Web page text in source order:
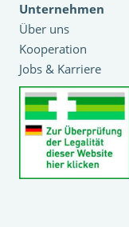
Unternehmen
Über uns
Kooperation
Jobs & Karriere